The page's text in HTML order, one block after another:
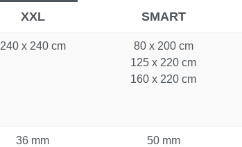
XXL SMART
240 x 240 cm
80 x 200 cm
125 x 220 cm
160 x 220 cm
36 mm 50 mm